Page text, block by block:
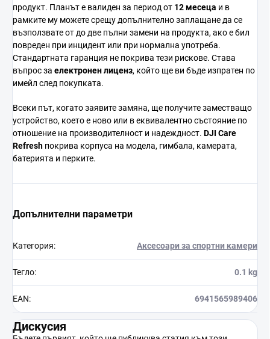
продукт. Планът е валиден за период от 12 месеца и в
рамките му можете срещу допълнително заплащане да се
възползвате от до две пълни замени на продукта, ако е бил
повреден при инцидент или при нормална употреба.
Стандартната гаранция не покрива тези рискове. Става
въпрос за електронен лиценз, който ще ви бъде изпратен по
имейл след покупката.
Всеки път, когато заявите замяна, ще получите заместващо
устройство, което е ново или в еквивалентно състояние по
отношение на производителност и надеждност. DJI Care
Refresh покрива корпуса на модела, гимбала, камерата,
батерията и перките.
Допълнителни параметри
Категория: Аксесоари за спортни камери
Тегло: 0.1 kg
EAN: 6941565989406
Дискусия